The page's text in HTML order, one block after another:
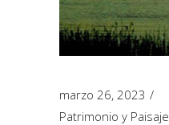
marzo 26, 2023
Patrimonio y Paisaje